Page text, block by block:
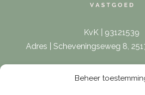
Beheer
KvK | 93121539
Adres | Scheveningseweg 8,
E-mail |[email